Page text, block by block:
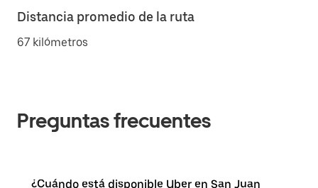
Distancia promedio de la ruta
67 kilómetros
Preguntas frecuentes
¿Cuándo está disponible Uber en San Juan